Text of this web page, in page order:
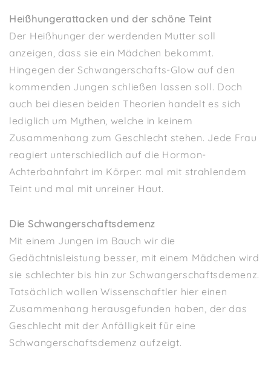
Heißhungerattacken und der schöne Teint
Der Heißhunger der werdenden Mutter soll
anzeigen, dass sie ein Mädchen bekommt.
Hingegen der Schwangerschafts-Glow auf den
kommenden Jungen schließen lassen soll. Doch
auch bei diesen beiden Theorien handelt es sich
lediglich um Mythen, welche in keinem
Zusammenhang zum Geschlecht stehen. Jede Frau
reagiert unterschiedlich auf die Hormon-
Achterbahnfahrt im Körper: mal mit strahlendem
Teint und mal mit unreiner Haut.
Die Schwangerschaftsdemenz
Mit einem Jungen im Bauch wir die
Gedächtnisleistung besser, mit einem Mädchen wird
sie schlechter bis hin zur Schwangerschaftsdemenz.
Tatsächlich wollen Wissenschaftler hier einen
Zusammenhang herausgefunden haben, der das
Geschlecht mit der Anfälligkeit für eine
Schwangerschaftsdemenz aufzeigt.